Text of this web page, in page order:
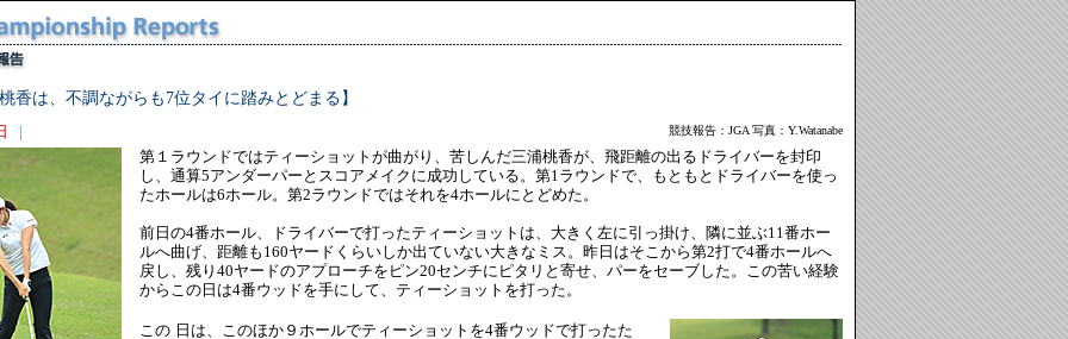
香は、不調ながらも7位タイに踏みとどまる】
｜ 競技報告：JGA 写真：Y.Watanabe
第１ラウンドではティーショットが曲がり、苦しんだ三浦桃香が、飛距離の出るドライバーを封印
し、通算5アンダーパーとスコアメイクに成功している。第1ラウンドで、もともとドライバーを使っ
たホールは6ホール。第2ラウンドではそれを4ホールにとどめた。
前日の4番ホール、ドライバーで打ったティーショットは、大きく左に引っ掛け、隣に並ぶ11番ホー
ルへ曲げ、距離も160ヤードくらいしか出ていない大きなミス。昨日はそこから第2打で4番ホールへ
戻し、残り40ヤードのアプローチをピン20センチにピタリと寄せ、パーをセーブした。この苦い経験
からこの日は4番ウッドを手にして、ティーショットを打った。
この 日は、このほか９ホールでティーショットを4番ウッドで打ったた